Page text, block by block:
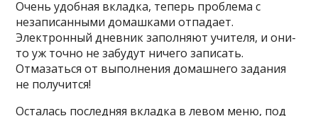
Очень удобная вкладка, теперь проблема с
незаписанными домашками отпадает.
Электронный дневник заполняют учителя, и они-
то уж точно не забудут ничего записать.
Отмазаться от выполнения домашнего задания
не получится!
Осталась последняя вкладка в левом меню, под